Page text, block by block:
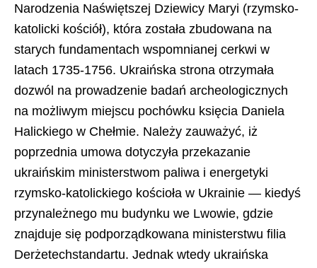
Narodzenia Naświętszej Dziewicy Maryi (rzymsko-
katolicki kościół), która została zbudowana na
starych fundamentach wspomnianej cerkwi w
latach 1735-1756. Ukraińska strona otrzymała
dozwól na prowadzenie badań archeologicznych
na możliwym miejscu pochówku księcia Daniela
Halickiego w Chełmie. Należy zauważyć, iż
poprzednia umowa dotyczyła przekazanie
ukraińskim ministerstwom paliwa i energetyki
rzymsko-katolickiego kościoła w Ukrainie — kiedyś
przynależnego mu budynku we Lwowie, gdzie
znajduje się podporządkowana ministerstwu filia
Derżetechstandartu. Jednak wtedy ukraińska